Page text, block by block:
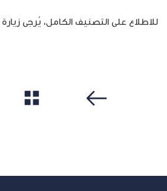
للاطلاع على التصنيف الكامل، يُرجى زيارة